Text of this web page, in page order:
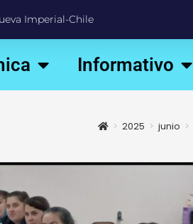
Imperial-Chile
Informativo
> 2025 > junio >